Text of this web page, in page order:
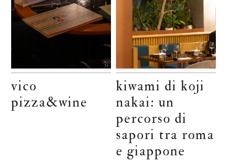
vico
pizza&wine
kiwami di koji
nakai: un
percorso di
sapori tra roma
e giappone